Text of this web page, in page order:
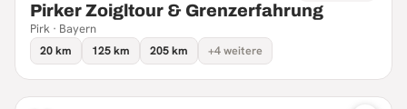
Pirker Zoigltour & Grenzerfahrung
Pirk · Bayern
20 km
125 km 205 km +4 weitere